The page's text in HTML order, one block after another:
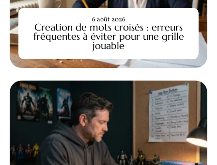
Creation de mots croisés : erreurs
fréquentes à éviter pour une grille
jouable
6 août 2026